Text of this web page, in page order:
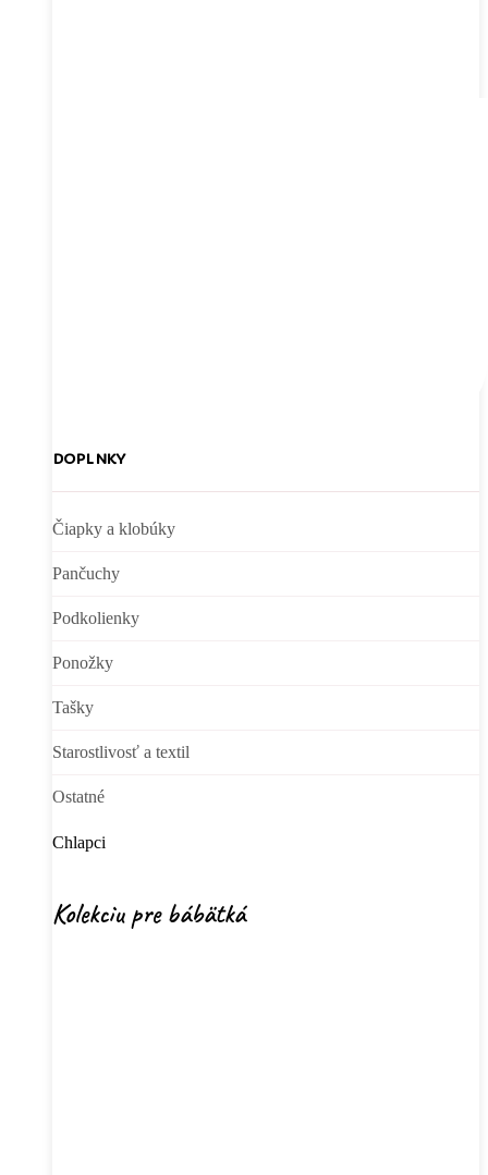
DOPLNKY
Čiapky a klobúky
Pančuchy
Podkolienky
Ponožky
Tašky
Starostlivosť a textil
Ostatné
Chlapci
Kolekciu pre bábätká